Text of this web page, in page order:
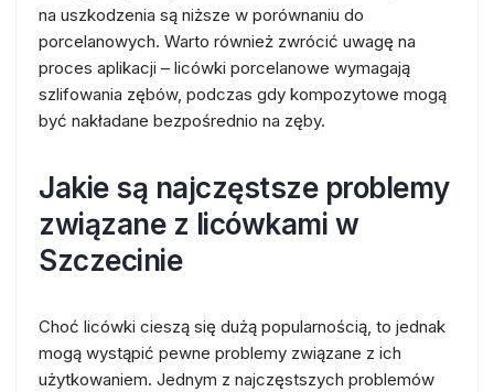
na uszkodzenia są niższe w porównaniu do
porcelanowych. Warto również zwrócić uwagę na
proces aplikacji – licówki porcelanowe wymagają
szlifowania zębów, podczas gdy kompozytowe mogą
być nakładane bezpośrednio na zęby.
Jakie są najczęstsze problemy
związane z licówkami w
Szczecinie
Choć licówki cieszą się dużą popularnością, to jednak
mogą wystąpić pewne problemy związane z ich
użytkowaniem. Jednym z najczęstszych problemów